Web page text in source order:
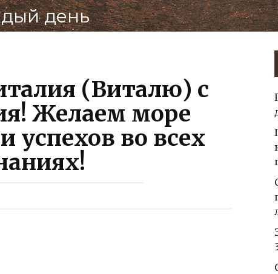
день
(Виталю) с
Желаем море
успехов во всех